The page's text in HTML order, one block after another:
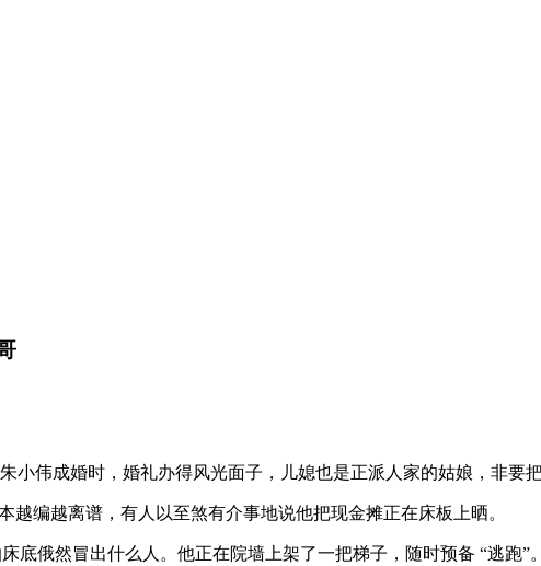
伟成婚时，婚礼办得风光面子，儿媳也是正派人家的姑娘，非要把
编越离谱，有人以至煞有介事地说他把现金摊正在床板上晒。
俄然冒出什么人。他正在院墙上架了一把梯子，随时预备 “逃跑”。